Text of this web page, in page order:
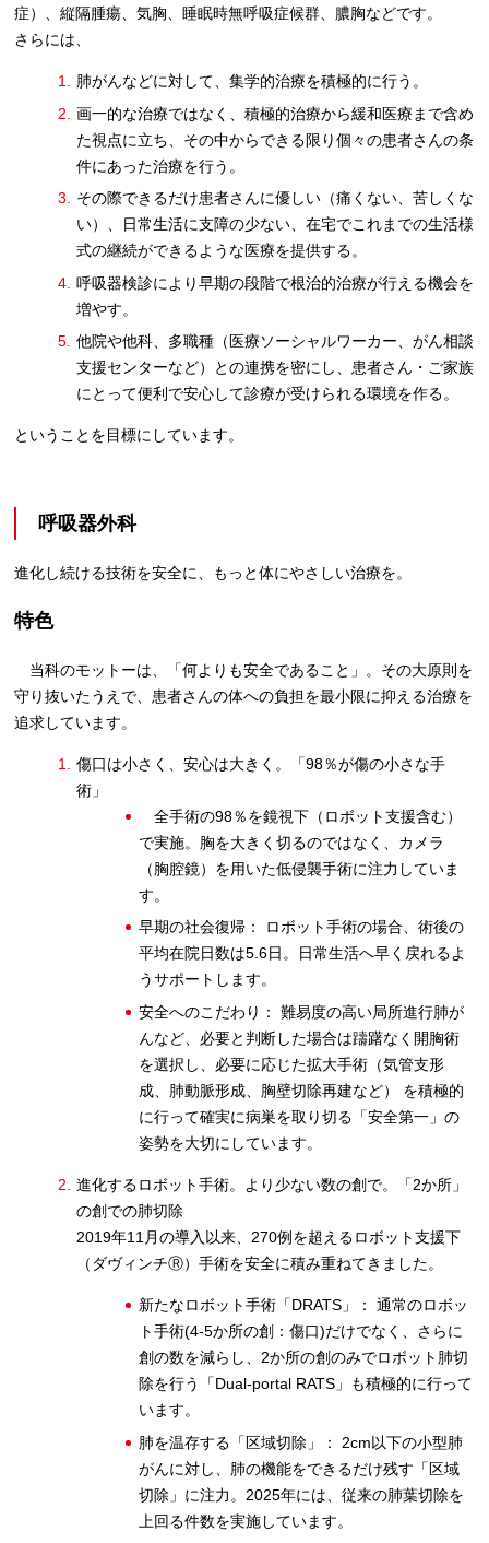
症）、縦隔腫瘍、気胸、睡眠時無呼吸症候群、膿胸などです。
さらには、
肺がんなどに対して、集学的治療を積極的に行う。
画一的な治療ではなく、積極的治療から緩和医療まで含め
た視点に立ち、その中からできる限り個々の患者さんの条
件にあった治療を行う。
その際できるだけ患者さんに優しい（痛くない、苦しくな
い）、日常生活に支障の少ない、在宅でこれまでの生活様
式の継続ができるような医療を提供する。
呼吸器検診により早期の段階で根治的治療が行える機会を
増やす。
他院や他科、多職種（医療ソーシャルワーカー、がん相談
支援センターなど）との連携を密にし、患者さん・ご家族
にとって便利で安心して診療が受けられる環境を作る。
ということを目標にしています。
呼吸器外科
進化し続ける技術を安全に、もっと体にやさしい治療を。
特色
当科のモットーは、「何よりも安全であること」。その大原則を
守り抜いたうえで、患者さんの体への負担を最小限に抑える治療を
追求しています。
傷口は小さく、安心は大きく。「98％が傷の小さな手
術」
全手術の98％を鏡視下（ロボット支援含む）
で実施。胸を大きく切るのではなく、カメラ
（胸腔鏡）を用いた低侵襲手術に注力していま
す。
早期の社会復帰： ロボット手術の場合、術後の
平均在院日数は5.6日。日常生活へ早く戻れるよ
うサポートします。
安全へのこだわり： 難易度の高い局所進行肺が
んなど、必要と判断した場合は躊躇なく開胸術
を選択し、必要に応じた拡大手術（気管支形
成、肺動脈形成、胸壁切除再建など） を積極的
に行って確実に病巣を取り切る「安全第一」の
姿勢を大切にしています。
進化するロボット手術。より少ない数の創で。「2か所」
の創での肺切除
2019年11月の導入以来、270例を超えるロボット支援下
（ダヴィンチⓇ）手術を安全に積み重ねてきました。
新たなロボット手術「DRATS」： 通常のロボッ
ト手術(4-5か所の創：傷口)だけでなく、さらに
創の数を減らし、2か所の創のみでロボット肺切
除を行う「Dual-portal RATS」も積極的に行って
います。
肺を温存する「区域切除」： 2cm以下の小型肺
がんに対し、肺の機能をできるだけ残す「区域
切除」に注力。2025年には、従来の肺葉切除を
上回る件数を実施しています。